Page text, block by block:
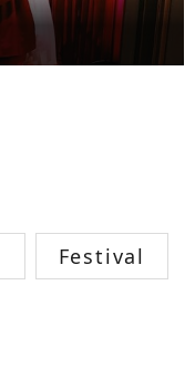
Festival